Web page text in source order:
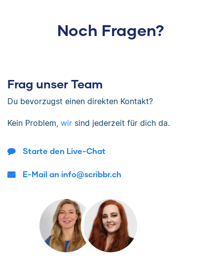
Noch Fragen?
Frag unser Team
Du bevorzugst einen direkten Kontakt?
Kein Problem, wir sind jederzeit für dich da.
Starte den Live-Chat
E-Mail an info@scribbr.ch